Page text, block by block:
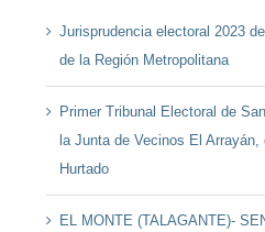
Jurisprudencia electoral 2023
de la Región Metropolitana
Primer Tribunal Electoral de
la Junta de Vecinos El Arrayán,
Hurtado
EL MONTE (TALAGANTE)-